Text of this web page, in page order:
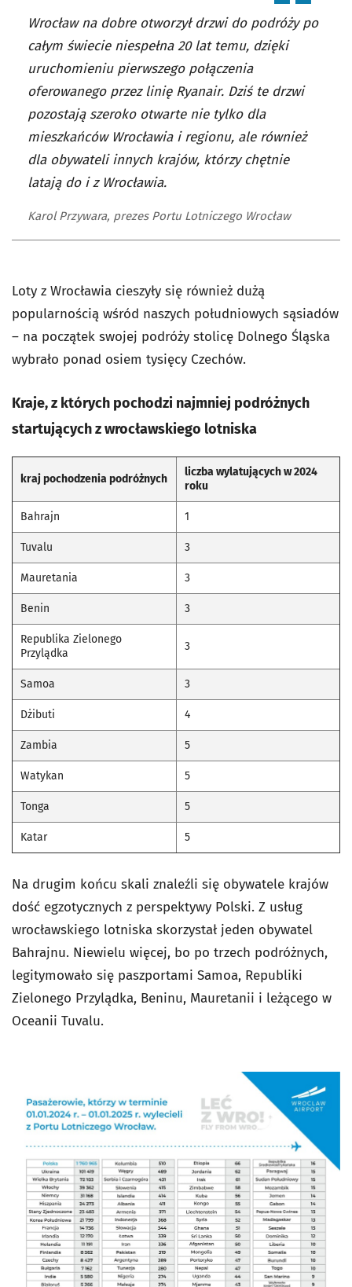
Wrocław na dobre otworzył drzwi do podróży po
całym świecie niespełna 20 lat temu, dzięki
uruchomieniu pierwszego połączenia
oferowanego przez linię Ryanair. Dziś te drzwi
pozostają szeroko otwarte nie tylko dla
mieszkańców Wrocławia i regionu, ale również
dla obywateli innych krajów, którzy chętnie
latają do i z Wrocławia.
Karol Przywara, prezes Portu Lotniczego Wrocław
Loty z Wrocławia cieszyły się również dużą
popularnością wśród naszych południowych sąsiadów
– na początek swojej podróży stolicę Dolnego Śląska
wybrało ponad osiem tysięcy Czechów.
Kraje, z których pochodzi najmniej podróżnych
startujących z wrocławskiego lotniska
kraj pochodzenia podróżnych
liczba wylatujących w 2024
roku
Bahrajn 1
Tuvalu 3
Mauretania 3
Benin 3
Republika Zielonego
Przylądka
3
Samoa 3
Dżibuti 4
Zambia 5
Watykan 5
Tonga 5
Katar 5
Na drugim końcu skali znaleźli się obywatele krajów
dość egzotycznych z perspektywy Polski. Z usług
wrocławskiego lotniska skorzystał jeden obywatel
Bahrajnu. Niewielu więcej, bo po trzech podróżnych,
legitymowało się paszportami Samoa, Republiki
Zielonego Przylądka, Beninu, Mauretanii i leżącego w
Oceanii Tuvalu.